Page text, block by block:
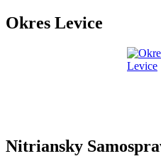
Okres Levice
Nitriansky